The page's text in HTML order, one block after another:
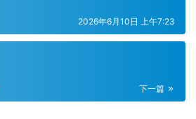
2026年6月10日 上午7:23
下一篇